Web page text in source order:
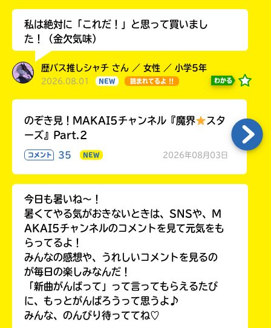
私は絶対に「これだ！」と思って買いまし
た！（金欠気味）
歴バス推しシャチ さん ／ 女性 ／ 小学5年
2026.08.01 NEW 読まれてるよ !! わかる
のぞき見！MAKAI5チャンネル『魔界
スタ
ーズ』Part.2
コメント 35 NEW 2026年08月03日
今日も暑いね〜！
暑くてやる気がおきないときは、SNSや、M
AKAI5チャンネルのコメントを見て元気をも
らってるよ！
みんなの感想や、うれしいコメントを見るの
が毎日の楽しみなんだ！
「新曲がんばって」って言ってもらえるたび
に、もっとがんばろうって思うよ♪
みんな、のんびり待っててね♡